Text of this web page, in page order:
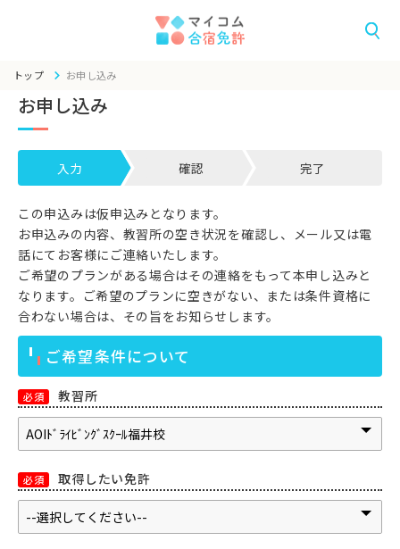
トップ お申し込み
お申し込み
入力 確認 完了
この申込みは仮申込みとなります。
お申込みの内容、教習所の空き状況を確認し、メール又は電
話にてお客様にご連絡いたします。
ご希望のプランがある場合はその連絡をもって本申し込みと
なります。ご希望のプランに空きがない、または条件資格に
合わない場合は、その旨をお知らせします。
ご希望条件について
必須 教習所
必須 取得したい免許